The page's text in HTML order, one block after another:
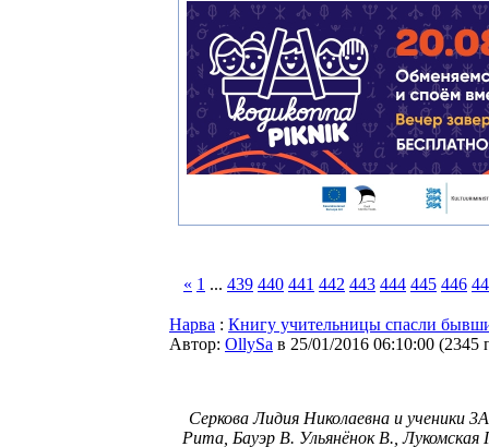
« 1 ... 439 440 441 442 443 444 445 446
Нарва : Книгу учительницы спасли
Автор: OllySa в 25/01/2016 06:10:00 (2345
Серкова Лидия Николаевна и ученики
Рита, Бауэр В. Ульянёнок В.,